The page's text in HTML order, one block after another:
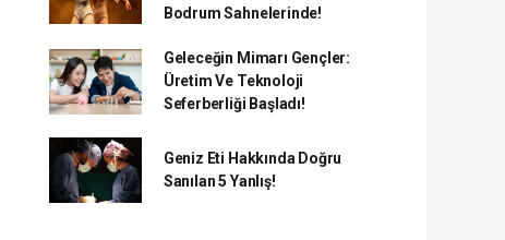
Bodrum Sahnelerinde!
Geleceğin Mimarı Gençler:
Üretim Ve Teknoloji
Seferberliği Başladı!
Geniz Eti Hakkında Doğru
Sanılan 5 Yanlış!